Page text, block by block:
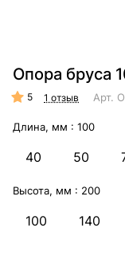
Опора бруса
5 1 отзыв Арт.
Длина, мм : 100
40 50
Высота, мм : 200
100 140